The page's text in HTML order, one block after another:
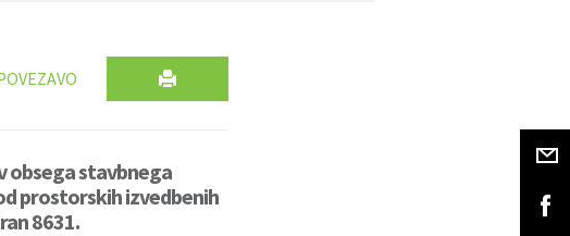
obsega stavbnega
prostorskih izvedbenih
8631.